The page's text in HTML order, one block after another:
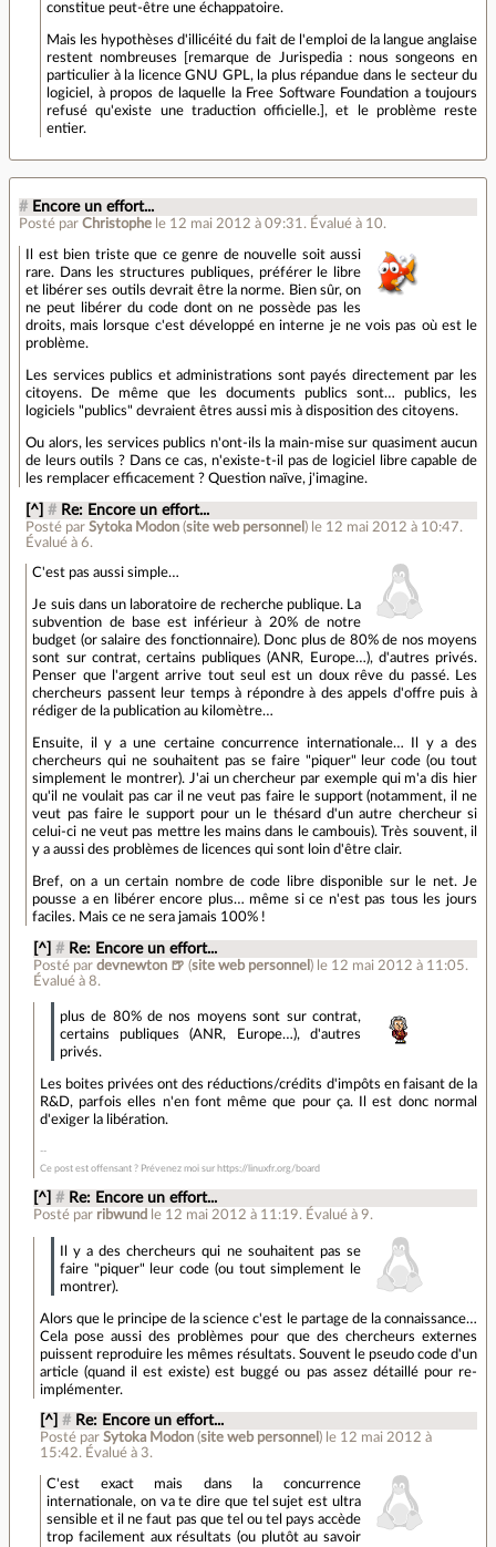
constitue peut-être une échappatoire.
Mais les hypothèses d'illicéité du fait de l'emploi de la langue anglaise
restent nombreuses [remarque de Jurispedia : nous songeons en
particulier à la licence GNU GPL, la plus répandue dans le secteur du
logiciel, à propos de laquelle la Free Software Foundation a toujours
refusé qu'existe une traduction officielle.], et le problème reste
entier.
# Encore un effort...
Posté par Christophe le 12 mai 2012 à 09:31 . Évalué à 10.
Il est bien triste que ce genre de nouvelle soit aussi
rare. Dans les structures publiques, préférer le libre
et libérer ses outils devrait être la norme. Bien sûr, on
ne peut libérer du code dont on ne possède pas les
droits, mais lorsque c'est développé en interne je ne vois pas où est le
problème.
Les services publics et administrations sont payés directement par les
citoyens. De même que les documents publics sont… publics, les
logiciels "publics" devraient êtres aussi mis à disposition des citoyens.
Ou alors, les services publics n'ont-ils la main-mise sur quasiment aucun
de leurs outils ? Dans ce cas, n'existe-t-il pas de logiciel libre capable de
les remplacer efficacement ? Question naïve, j'imagine.
[^] # Re: Encore un effort...
Posté parSytoka Modon (site web personnel ) le 12 mai 2012 à 10:47.
Évalué à6.
C'est pas aussi simple…
Je suis dans un laboratoire de recherche publique. La
subvention de base est inférieur à 20% de notre
budget (or salaire des fonctionnaire). Donc plus de 80% de nos moyens
sont sur contrat, certains publiques (ANR, Europe…), d'autres privés.
Penser que l'argent arrive tout seul est un doux rêve du passé. Les
chercheurs passent leur temps à répondre à des appels d'offre puis à
rédiger de la publication au kilomètre…
Ensuite, il y a une certaine concurrence internationale… Il y a des
chercheurs qui ne souhaitent pas se faire "piquer" leur code (ou tout
simplement le montrer). J'ai un chercheur par exemple qui m'a dis hier
qu'il ne voulait pas car il ne veut pas faire le support (notamment, il ne
veut pas faire le support pour un le thésard d'un autre chercheur si
celui-ci ne veut pas mettre les mains dans le cambouis). Très souvent, il
y a aussi des problèmes de licences qui sont loin d'être clair.
Bref, on a un certain nombre de code libre disponible sur le net. Je
pousse a en libérer encore plus… même si ce n'est pas tous les jours
faciles. Mais ce ne sera jamais 100% !
[^] # Re: Encore un effort...
Posté par devnewton 🍺 (site web personnel ) le 12 mai 2012 à 11:05.
Évalué à 8.
plus de 80% de nos moyens sont sur contrat,
certains publiques (ANR, Europe…), d'autres
privés.
Les boites privées ont des réductions/crédits d'impôts en faisant de la
R&D, parfois elles n'en font même que pour ça. Il est donc normal
d'exiger la libération.
Ce post est offensant ? Prévenez moi sur https://linuxfr.org/board
[^] # Re: Encore un effort...
Posté par ribwund le 12 mai 2012 à 11:19. Évalué à 9.
Il y a des chercheurs qui ne souhaitent pas se
faire "piquer" leur code (ou tout simplement le
montrer).
Alors que le principe de la science c'est le partage de la connaissance…
Cela pose aussi des problèmes pour que des chercheurs externes
puissent reproduire les mêmes résultats. Souvent le pseudo code d'un
article (quand il est existe) est buggé ou pas assez détaillé pour re-
implémenter.
[^] # Re: Encore un effort...
Posté parSytoka Modon (site web personnel ) le 12 mai 2012 à
15:42. Évalué à 3.
C'est exact mais dans la concurrence
internationale, on va te dire que tel sujet est ultra
sensible et il ne faut pas que tel ou tel pays accède
trop facilement aux résultats (ou plutôt au savoir